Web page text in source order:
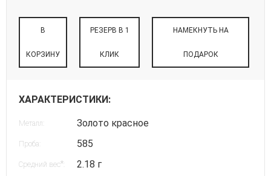
В
КОРЗИНУ
РЕЗЕРВ В 1
КЛИК
НАМЕКНУТЬ НА
ПОДАРОК
ХАРАКТЕРИСТИКИ:
Металл: Золото красное
Проба: 585
Средний вес* 2.18 г